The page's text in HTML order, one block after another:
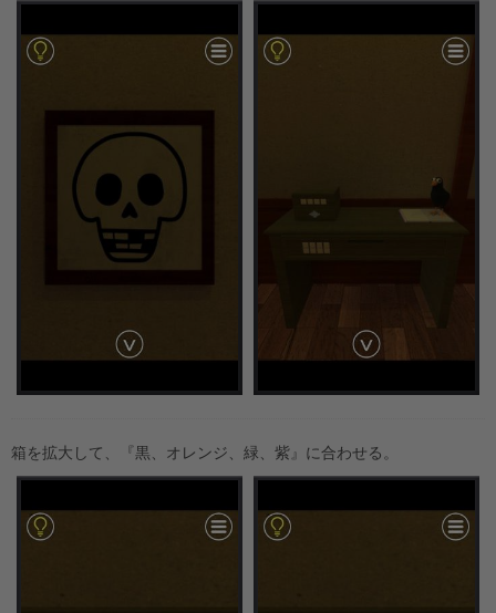
箱を拡大して、『黒、オレンジ、緑、紫』に合わせる。